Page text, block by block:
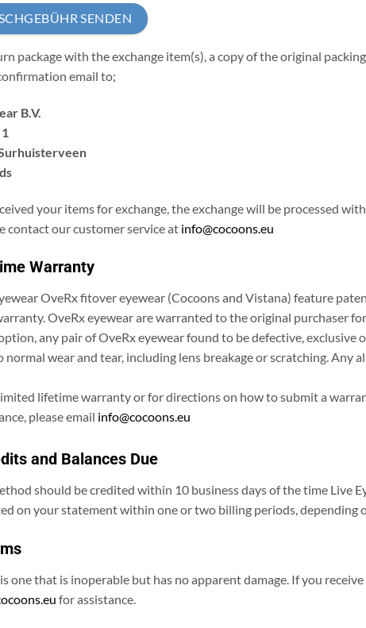
SENDEN
package with the exchange item(s), a copy of the original
email to;
B.V.
your items for exchange, the exchange will be processed
contact our customer service at info@cocoons.eu
Warranty
OveRx fitover eyewear (Cocoons and Vistana) feature
OveRx eyewear are warranted to the original purchaser
any pair of OveRx eyewear found to be defective,
normal wear and tear, including lens breakage or scratching.
lifetime warranty or for directions on how to submit a
please email info@cocoons.eu
and Balances Due
should be credited within 10 business days of the time Live
on your statement within one or two billing periods, depending
one that is inoperable but has no apparent damage. If you
for assistance.